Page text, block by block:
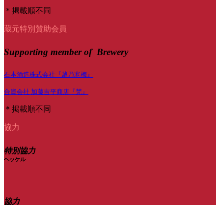
＊掲載順不同
蔵元特別賛助会員
Supporting member of Brewery
石本酒造株式会社『越乃寒梅』
合資会社 加藤吉平商店『梵』
＊掲載順不同
協力
特別協力
ヘッケル
協力